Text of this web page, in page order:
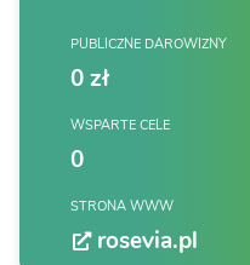
PUBLICZNE DAROWIZNY
0 zł
WSPARTE CELE
0
STRONA WWW
rosevia.pl